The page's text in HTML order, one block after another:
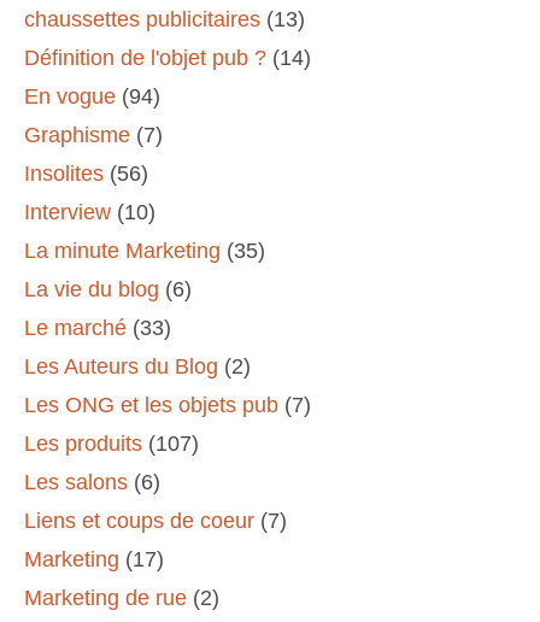
chaussettes publicitaires (13)
Définition de l'objet pub ? (14)
En vogue (94)
Graphisme (7)
Insolites (56)
Interview (10)
La minute Marketing (35)
La vie du blog (6)
Le marché (33)
Les Auteurs du Blog (2)
Les ONG et les objets pub (7)
Les produits (107)
Les salons (6)
Liens et coups de coeur (7)
Marketing (17)
Marketing de rue (2)